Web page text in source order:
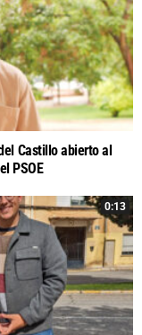
Castillo abierto al
PSOE
0:13